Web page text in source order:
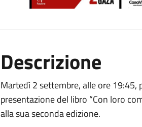
Descrizione
Martedì 2 settembre, alle ore 19:45,
presentazione del libro “Con loro
alla sua seconda edizione.